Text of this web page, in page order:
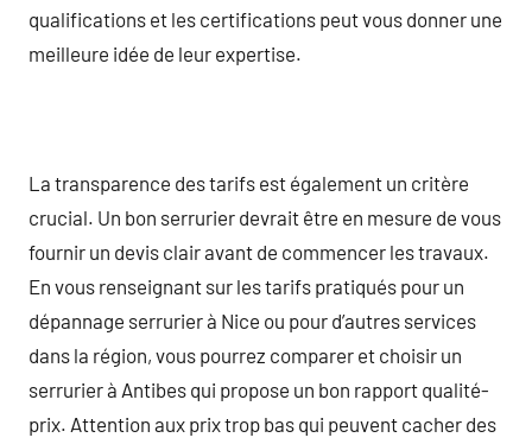
qualifications et les certifications peut vous donner une
meilleure idée de leur expertise.
La transparence des tarifs est également un critère
crucial. Un bon serrurier devrait être en mesure de vous
fournir un devis clair avant de commencer les travaux.
En vous renseignant sur les tarifs pratiqués pour un
dépannage serrurier à Nice ou pour d’autres services
dans la région, vous pourrez comparer et choisir un
serrurier à Antibes qui propose un bon rapport qualité-
prix. Attention aux prix trop bas qui peuvent cacher des